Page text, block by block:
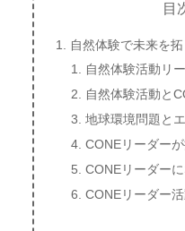
目
自然体験で未来を
自然体験活動リ
自然体験活動と
地球環境問題と
CONEリーダー
CONEリーダー
CONEリーダー